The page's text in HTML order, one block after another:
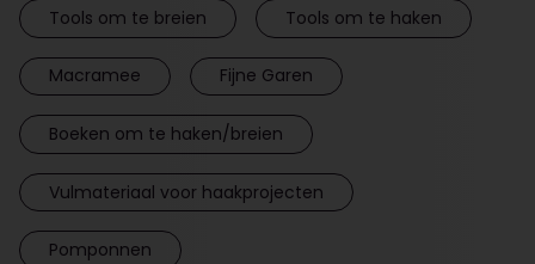
Tools om te breien Tools om te haken
Macramee Fijne Garen
Boeken om te haken/breien
Vulmateriaal voor haakprojecten
Pomponnen